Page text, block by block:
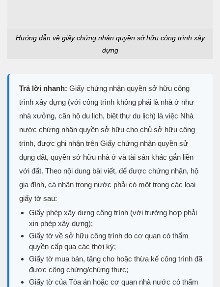
Hướng dẫn về giấy chứng nhận quyền sở hữu công trình xây
dựng
Trả lời nhanh: Giấy chứng nhận quyền sở hữu công
trình xây dựng (với công trình không phải là nhà ở như
nhà xưởng, căn hộ du lịch, biệt thự du lịch) là việc Nhà
nước chứng nhận quyền sở hữu cho chủ sở hữu công
trình, được ghi nhận trên Giấy chứng nhận quyền sử
dụng đất, quyền sở hữu nhà ở và tài sản khác gắn liền
với đất. Theo nội dung bài viết, để được chứng nhận, hộ
gia đình, cá nhân trong nước phải có một trong các loại
giấy tờ sau:
Giấy phép xây dựng công trình (với trường hợp phải
xin phép xây dựng);
Giấy tờ về sở hữu công trình do cơ quan có thẩm
quyền cấp qua các thời kỳ;
Giấy tờ mua bán, tặng cho hoặc thừa kế công trình đã
được công chứng/chứng thực;
Giấy tờ của Tòa án hoặc cơ quan nhà nước có thẩm